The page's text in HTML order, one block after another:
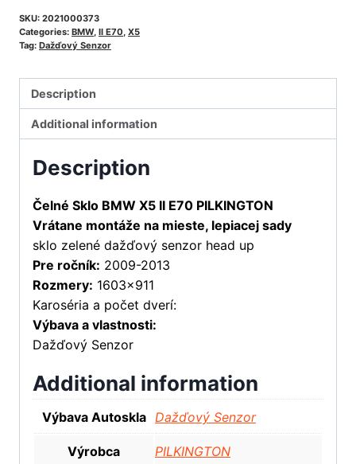
SKU: 2021000373
Categories: BMW, II E70 X5
Tag: Dažďový Senzor
Description
Additional information
Description
Čelné Sklo BMW X5 II E70 PILKINGTON
Vrátane montáže na mieste, lepiacej sady
sklo zelené dažďový senzor head up
Pre ročník: 2009-2013
Rozmery: 1603×911
Karoséria a počet dverí:
Výbava a vlastnosti:
Dažďový Senzor
Additional information
Výbava Autoskla Dažďový Senzor
Výrobca PILKINGTON